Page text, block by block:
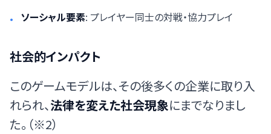
• ソーシャル要素: プレイヤー同士の対戦・協力プレイ
社会的インパクト
このゲームモデルは、その後多くの企業に取り入
れられ、法律を変えた社会現象にまでなりまし
た。（※2）